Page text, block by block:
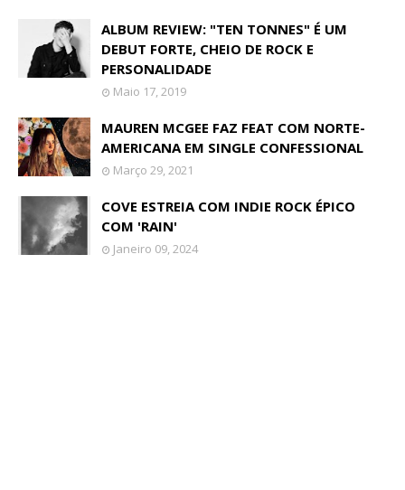
ALBUM REVIEW: "TEN TONNES" É UM
DEBUT FORTE, CHEIO DE ROCK E
PERSONALIDADE
Maio 17, 2019
MAUREN MCGEE FAZ FEAT COM NORTE-
AMERICANA EM SINGLE CONFESSIONAL
Março 29, 2021
COVE ESTREIA COM INDIE ROCK ÉPICO
COM 'RAIN'
Janeiro 09, 2024